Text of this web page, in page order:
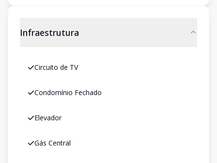
Infraestrutura
Circuito de TV
Condomínio Fechado
Elevador
Gás Central